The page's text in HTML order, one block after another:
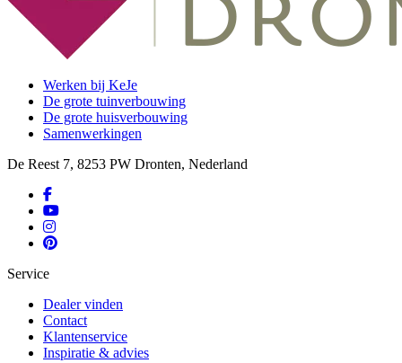
Werken bij KeJe
De grote tuinverbouwing
De grote huisverbouwing
Samenwerkingen
De Reest 7, 8253 PW Dronten, Nederland
Service
Dealer vinden
Contact
Klantenservice
Inspiratie & advies